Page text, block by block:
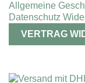
Allgemeine
Datenschutz
VERTRAG